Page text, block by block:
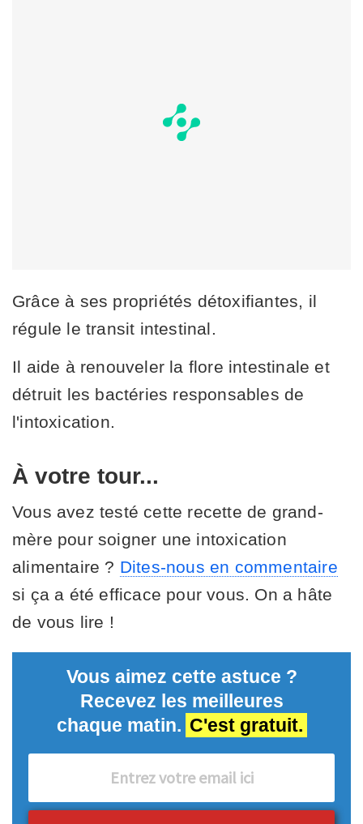
Grâce à ses propriétés détoxifiantes, il
régule le transit intestinal.
Il aide à renouveler la flore intestinale et
détruit les bactéries responsables de
l'intoxication.
À votre tour...
Vous avez testé cette recette de grand-
mère pour soigner une intoxication
alimentaire ? Dites-nous en commentaire
si ça a été efficace pour vous. On a hâte
de vous lire !
Vous aimez cette astuce ?
Recevez les meilleures
chaque matin. C'est gratuit.